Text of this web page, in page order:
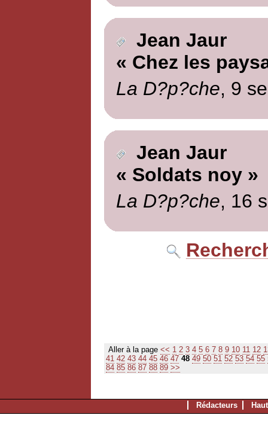
Jean Jaur
« Chez les
La D?p?che, 9
Jean Jaur
« Soldats noy »
La D?p?che, 16
Aller à la page << 1 2 3 4 5 6 7 8 9 10 11 12
41 42 43 44 45 46 47 48 49 50 51 52 53 54 55
84 85 86 87 88 89 >>
Rédacteurs